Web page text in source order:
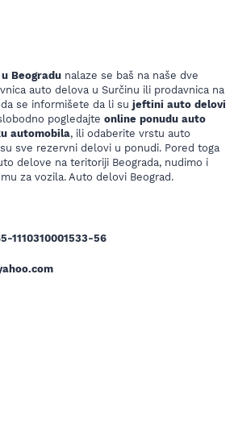
Beogradu nalaze se baš na naše dve
auto delova u Surčinu ili prodavnica na
se informišete da li su jeftini auto delovi
pogledajte online ponudu auto
automobila, ili odaberite vrstu auto
sve rezervni delovi u ponudi. Pored toga
delove na teritoriji Beograda, nudimo i
za vozila. Auto delovi Beograd.
1110310001533-56